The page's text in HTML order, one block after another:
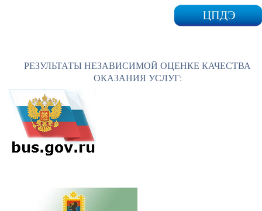
РЕЗУЛЬТАТЫ НЕЗАВИСИМОЙ ОЦЕНКЕ КАЧЕСТВА
ОКАЗАНИЯ УСЛУГ: